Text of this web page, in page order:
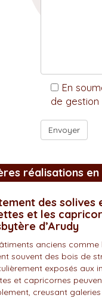
En
de gestion
réalisations
des solives
et les
d’Arudy
anciens comme
souvent des bois de
exposés aux
et capricornes
creusant